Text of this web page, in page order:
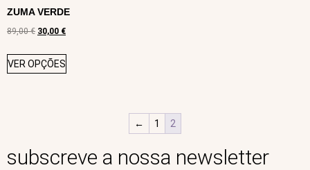
ZUMA VERDE
89,00€ 30,00 €
VER OPÇÕES
← 1 2
subscreve a nossa newsletter